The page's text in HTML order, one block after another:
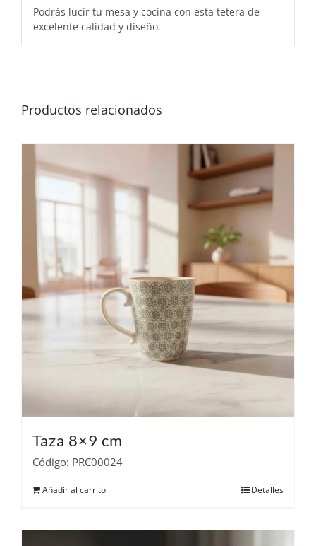
Podrás lucir tu mesa y cocina con esta tetera de
excelente calidad y diseño.
Productos relacionados
Taza 8×9 cm
Código: PRC00024
Añadir al carrito Detalles